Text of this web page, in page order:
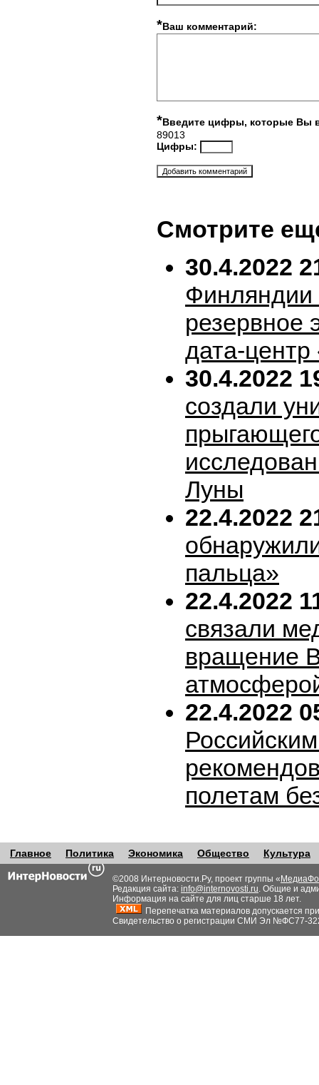
*Ваш комментарий:
*Введите цифры, которые Вы
89013
Цифры:
Смотрите
30.4.2022
резервное
дата-
30.4.2022
создали
Луны
22.4.2022
пальца»
22.4.2022
связали
вращение
22.4.2022
полетам
Главное Политика Экономика Общество Культура
©2008 Интерновости.Ру, проект группы «
Редакция сайта: info@internovosti.ru. Общие и
Информация на сайте для лиц старше 18 лет.
Перепечатка материалов допускается
Свидетельство о регистрации СМИ Эл №ФС77-